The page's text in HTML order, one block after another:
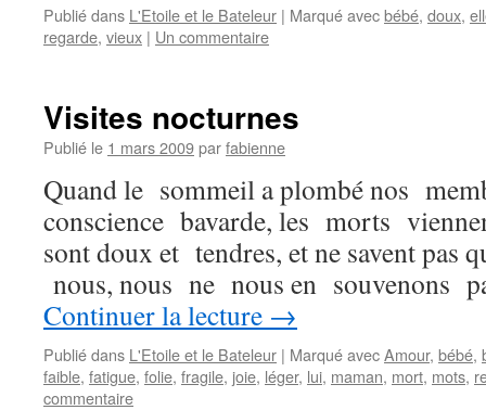
Publié dans L'Etoile et le Bateleur | Marqué avecbébé, doux,
regarde, vieux | Un commentaire
Visites nocturnes
Publié le 1 mars 2009parfabienne
Quand le sommeil a plombé nos
conscience bavarde, les morts
sont doux et tendres, et ne savent pas
nous, nous ne nous en souvenons
Continuer la lecture →
Publié dans L'Etoile et le Bateleur | Marqué avecAmour, bébé,
faible, fatigue, folie, fragile, joie, léger, lui, maman, mort, mots,
commentaire